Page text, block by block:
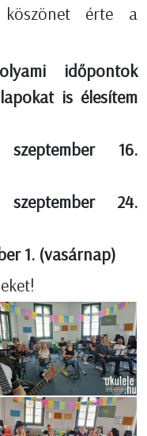
érte a
időpontok
is élesítem
16.
24.
1. (vasárnap)